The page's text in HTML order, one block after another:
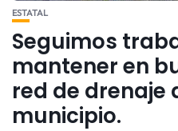
ESTATAL
Seguimos
mantener en
red de drenaje
municipio.